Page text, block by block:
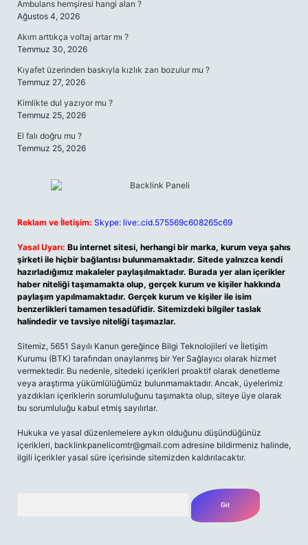
Ambulans hemşiresi hangi alan ?
Ağustos 4, 2026
Akım arttıkça voltaj artar mı ?
Temmuz 30, 2026
Kıyafet üzerinden baskıyla kızlık zarı bozulur mu ?
Temmuz 27, 2026
Kimlikte dul yazıyor mu ?
Temmuz 25, 2026
El falı doğru mu ?
Temmuz 25, 2026
Reklam ve İletişim: Skype: live:.cid.575569c608265c69
Yasal Uyarı: Bu internet sitesi, herhangi bir marka, kurum veya şahıs
şirketi ile hiçbir bağlantısı bulunmamaktadır. Sitede yalnızca kendi
hazırladığımız makaleler paylaşılmaktadır. Burada yer alan içerikler
haber niteliği taşımamakta olup, gerçek kurum ve kişiler hakkında
paylaşım yapılmamaktadır. Gerçek kurum ve kişiler ile isim
benzerlikleri tamamen tesadüfidir. Sitemizdeki bilgiler taslak
halindedir ve tavsiye niteliği taşımazlar.
Sitemiz, 5651 Sayılı Kanun gereğince Bilgi Teknolojileri ve İletişim
Kurumu (BTK) tarafından onaylanmış bir Yer Sağlayıcı olarak hizmet
vermektedir. Bu nedenle, sitedeki içerikleri proaktif olarak denetleme
veya araştırma yükümlülüğümüz bulunmamaktadır. Ancak, üyelerimiz
yazdıkları içeriklerin sorumluluğunu taşımakta olup, siteye üye olarak
bu sorumluluğu kabul etmiş sayılırlar.
Hukuka ve yasal düzenlemelere aykırı olduğunu düşündüğünüz
içerikleri, backlinkpanelicomtr@gmail.com adresine bildirmeniz halinde,
ilgili içerikler yasal süre içerisinde sitemizden kaldırılacaktır.